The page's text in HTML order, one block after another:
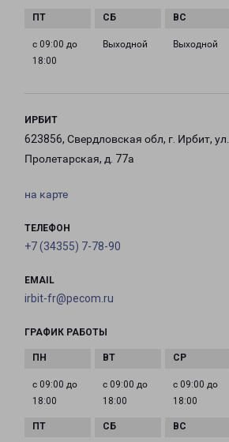
с 09:00 до
18:00
Выходной Выходной
ИРБИТ
623856, Свердловская обл, г. Ирбит, ул.
Пролетарская, д. 77а
на карте
ТЕЛЕФОН
+7 (34355) 7-78-90
EMAIL
irbit-fr@pecom.ru
ГРАФИК РАБОТЫ
с 09:00 до
18:00
с 09:00 до
18:00
с 09:00 до
18:00